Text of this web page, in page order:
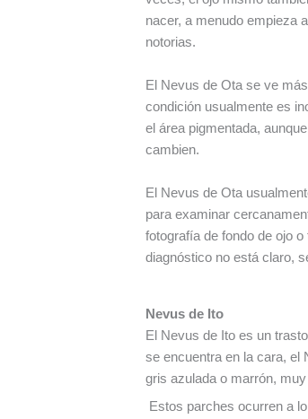
nacer, a menudo empieza
notorias.
El Nevus de Ota se ve
condición usualmente es
el área pigmentada,
cambien.
El Nevus de Ota
para examinar
fotografía de fondo de ojo
diagnóstico no está claro,
Nevus de Ito
El Nevus de Ito es un
se encuentra en la cara, el
gris azulada o marrón,
Estos parches ocurren a